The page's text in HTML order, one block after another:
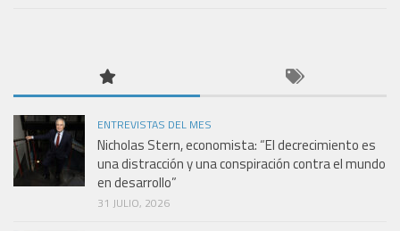
ENTREVISTAS DEL MES
Nicholas Stern, economista: “El decrecimiento es
una distracción y una conspiración contra el mundo
en desarrollo”
31 JULIO, 2026